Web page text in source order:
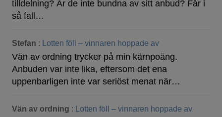
tilldelning? Är de inte bundna av sitt anbud? Får i
så fall…
Stefan : Lotten föll – vinnaren hoppade av
Vän av ordning trycker på min kärnpoäng.
Anbuden var inte lika, eftersom det ena
uppenbarligen inte var seriöst menat när…
Vän av ordning : Lotten föll – vinnaren hoppade av